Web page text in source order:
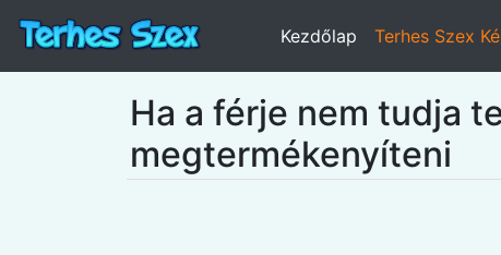
Kezdőlap Terhes Szex
Ha a férje nem tudja
megtermékenyíteni